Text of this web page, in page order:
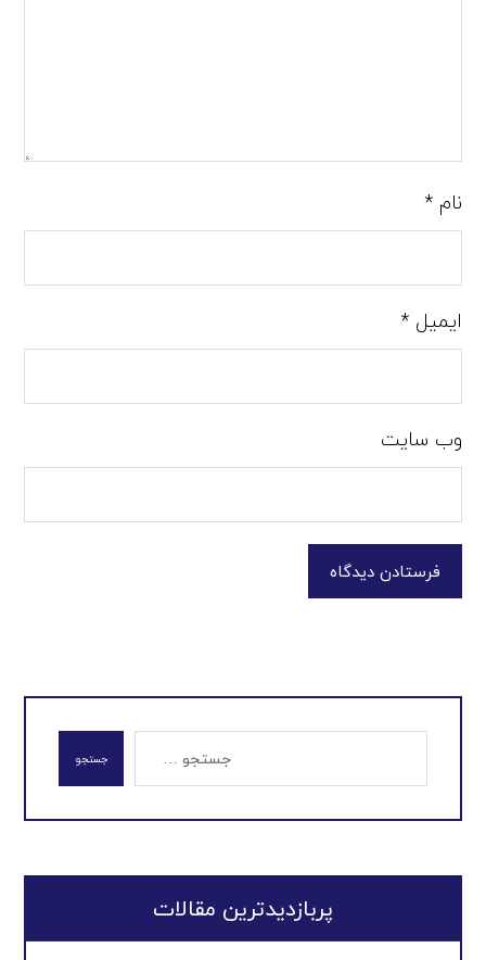
نام*
ایمیل*
وب‌ سایت
فرستادن دیدگاه
جستجو
پربازدیدترین مقالات